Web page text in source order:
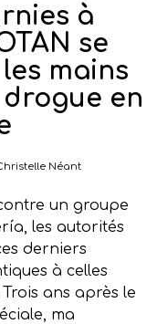
à
se
mains
en
Néant
un groupe
les autorités
derniers
à celles
ans après le
ma